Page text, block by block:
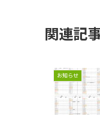
関連記
お知らせ